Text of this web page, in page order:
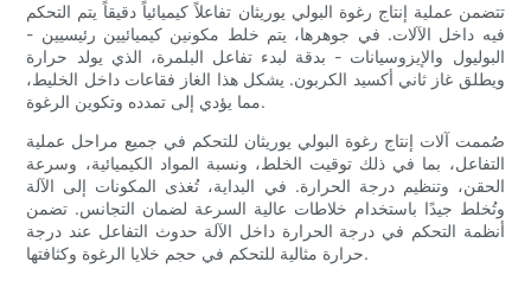
تتضمن عملية إنتاج رغوة البولي يوريثان تفاعلاً كيميائياً دقيقاً يتم التحكم
فيه داخل الآلات. في جوهرها، يتم خلط مكونين كيميائيين رئيسيين -
البوليول والإيزوسيانات - بدقة لبدء تفاعل البلمرة، الذي يولد حرارة
ويطلق غاز ثاني أكسيد الكربون. يشكل هذا الغاز فقاعات داخل الخليط،
مما يؤدي إلى تمدده وتكوين الرغوة.
صُممت آلات إنتاج رغوة البولي يوريثان للتحكم في جميع مراحل عملية
التفاعل، بما في ذلك توقيت الخلط، ونسبة المواد الكيميائية، وسرعة
الحقن، وتنظيم درجة الحرارة. في البداية، تُغذى المكونات إلى الآلة
وتُخلط جيدًا باستخدام خلاطات عالية السرعة لضمان التجانس. تضمن
أنظمة التحكم في درجة الحرارة داخل الآلة حدوث التفاعل عند درجة
حرارة مثالية للتحكم في حجم خلايا الرغوة وكثافتها.